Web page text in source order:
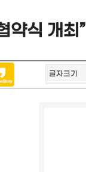
약식 개최”
글자크기